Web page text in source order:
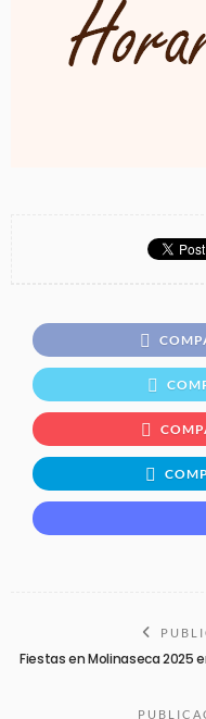
Fiestas en Molinaseca 2025